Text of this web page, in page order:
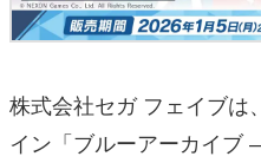
株式会社セガ フェイブは
イン「ブルーアーカイ